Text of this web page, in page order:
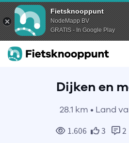
Fietsknooppunt
NodeMapp BV
GRATIS - In Google Play
Dijken en
28.1 km • Land
1.606 3 2